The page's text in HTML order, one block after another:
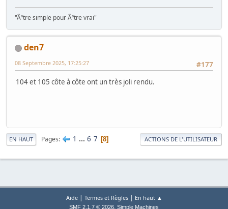
"Ãªtre simple pour Ãªtre vrai"
den7
#177
08 Septembre 2025, 17:25:27
104 et 105 côte à côte ont un très joli rendu.
EN HAUT Pages 1 ... 6 7 8 ACTIONS DE L'UTILISATEUR
Aide| Termes et Règles| En haut ▲
SMF 2.1.7 © 2026, Simple Machines